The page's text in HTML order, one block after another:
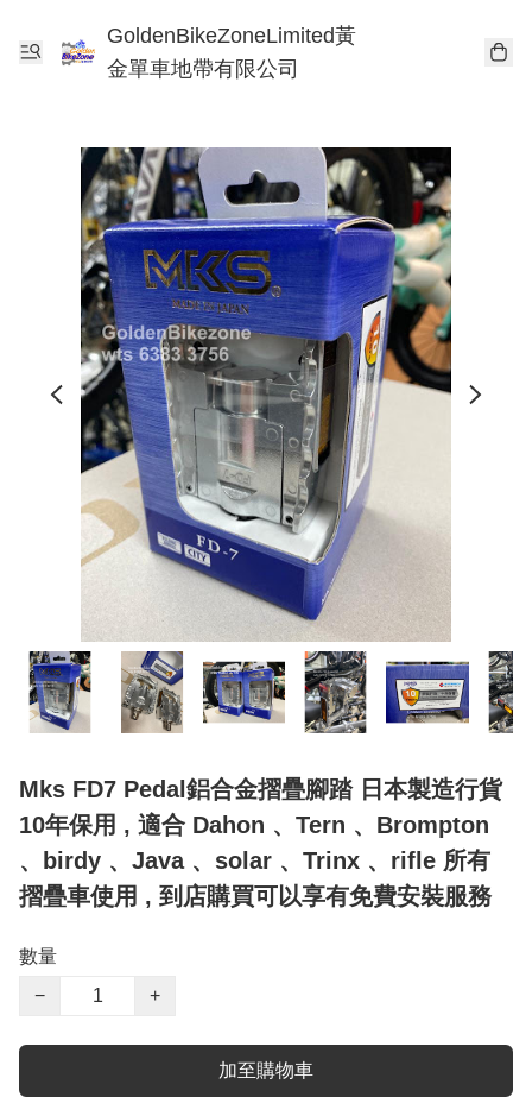
GoldenBikeZoneLimited黃
金單車地帶有限公司
Mks FD7 Pedal鋁合金摺疊腳踏 日本製造行貨
10年保用 , 適合 Dahon 、Tern 、Brompton
、birdy 、Java 、solar 、Trinx 、rifle 所有
摺疊車使用 , 到店購買可以享有免費安裝服務
數量
−
+
加至購物車